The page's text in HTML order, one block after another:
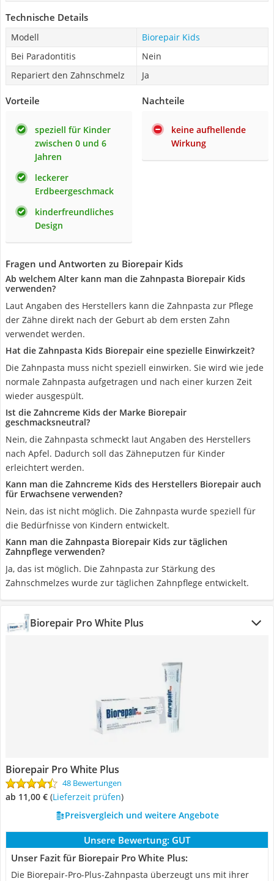
Technische Details
Modell
Biorepair Kids
Bei Paradontitis
Nein
Repariert den Zahnschmelz
Ja
Vorteile
speziell für Kinder
zwischen 0 und 6
Jahren
leckerer
Erdbeergeschmack
kinderfreundliches
Design
Nachteile
keine aufhellende
Wirkung
Fragen und Antworten zu Biorepair Kids
Ab welchem Alter kann man die Zahnpasta Biorepair Kids
verwenden?
Laut Angaben des Herstellers kann die Zahnpasta zur Pflege
der Zähne direkt nach der Geburt ab dem ersten Zahn
verwendet werden.
Hat die Zahnpasta Kids Biorepair eine spezielle Einwirkzeit?
Die Zahnpasta muss nicht speziell einwirken. Sie wird wie jede
normale Zahnpasta aufgetragen und nach einer kurzen Zeit
wieder ausgespült.
Ist die Zahncreme Kids der Marke Biorepair
geschmacksneutral?
Nein, die Zahnpasta schmeckt laut Angaben des Herstellers
nach Apfel. Dadurch soll das Zähneputzen für Kinder
erleichtert werden.
Kann man die Zahncreme Kids des Herstellers Biorepair auch
für Erwachsene verwenden?
Nein, das ist nicht möglich. Die Zahnpasta wurde speziell für
die Bedürfnisse von Kindern entwickelt.
Kann man die Zahnpasta Biorepair Kids zur täglichen
Zahnpflege verwenden?
Ja, das ist möglich. Die Zahnpasta zur Stärkung des
Zahnschmelzes wurde zur täglichen Zahnpflege entwickelt.
Biorepair Pro White Plus
Biorepair Pro White Plus
48 Bewertungen
ab 11,00 € (Lieferzeit prüfen)
Preisvergleich und weitere Angebote
Unsere Bewertung: GUT
Unser Fazit für Biorepair Pro White Plus:
Die Biorepair-Pro-Plus-Zahnpasta überzeugt uns mit ihrer